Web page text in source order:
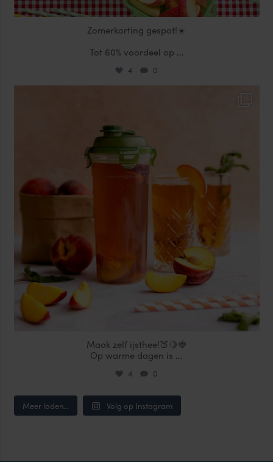
Zomerkorting gespot!☀️
Tot 60% voordeel op ...
4 0
Maak zelf ijsthee!🍑🍋🍓
Op warme dagen is ...
4 0
Meer laden... Volg op Instagram